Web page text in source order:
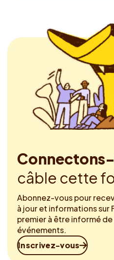
câble cette
Abonnez-vous pour
à jour et informations sur
premier à être informé
événements.
Inscrivez-vous